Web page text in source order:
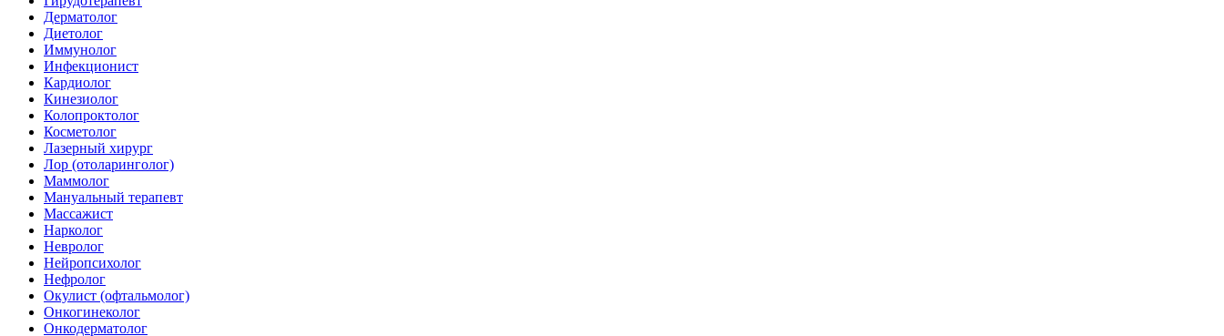
Дерматолог
Диетолог
Иммунолог
Инфекционист
Кардиолог
Кинезиолог
Колопроктолог
Косметолог
Лазерный хирург
Лор (отоларинголог)
Маммолог
Мануальный терапевт
Массажист
Нарколог
Невролог
Нейропсихолог
Нефролог
Окулист (офтальмолог)
Онкогинеколог
Онкодерматолог